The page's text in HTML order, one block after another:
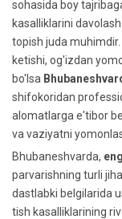
sohasida boy
kasalliklarini
topish juda
ketishi, og'izdan
bo'lsa
shifokoridan
alomatlarga e'tibor
va vaziyatni
Bhubaneshvarda,
parvarishning turli
dastlabki belgilarida
tish kasalliklarining